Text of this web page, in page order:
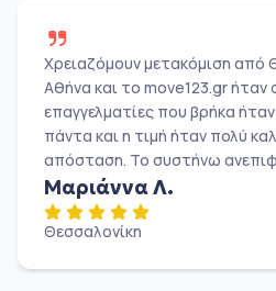
Χρειαζόμουν μετακόμιση από
Αθήνα και το move123.gr
επαγγελματίες που βρήκα
πάντα και η τιμή ήταν πολύ
απόσταση. Το συστήνω
Μαριάννα Λ.
Θεσσαλονίκη